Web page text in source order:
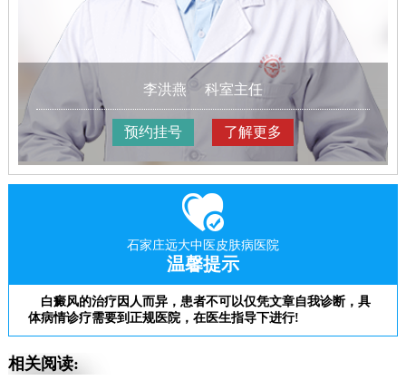
李洪燕 科室主任
预约挂号 了解更多
石家庄远大中医皮肤病医院
温馨提示
白癜风的治疗因人而异，患者不可以仅凭文章自我诊断，具
体病情诊疗需要到正规医院，在医生指导下进行!
相关阅读: